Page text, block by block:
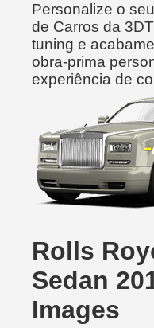
Personalize o
de Carros da
tuning e
obra-prima
experiência de
Rolls
Sedan
Images